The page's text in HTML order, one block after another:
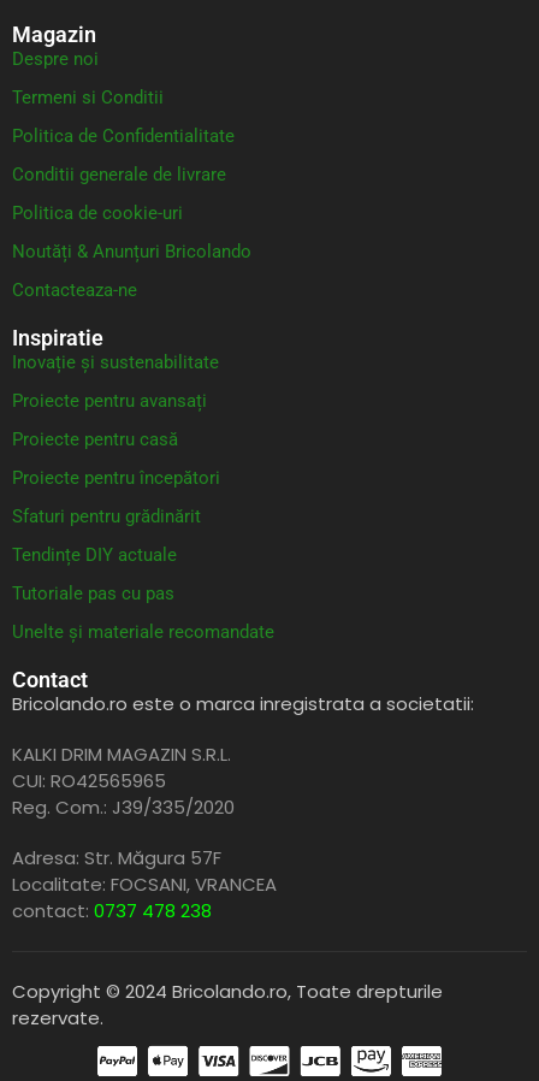
Magazin
Despre noi
Termeni si Conditii
Politica de Confidentialitate
Conditii generale de livrare
Politica de cookie-uri
Noutăți & Anunțuri Bricolando
Contacteaza-ne
Inspiratie
Inovație și sustenabilitate
Proiecte pentru avansați
Proiecte pentru casă
Proiecte pentru începători
Sfaturi pentru grădinărit
Tendințe DIY actuale
Tutoriale pas cu pas
Unelte și materiale recomandate
Contact
Bricolando.ro este o marca inregistrata a societatii:
KALKI DRIM MAGAZIN S.R.L.
CUI: RO42565965
Reg. Com.: J39/335/2020
Adresa: Str. Măgura 57F
Localitate: FOCSANI,VRANCEA
contact: 0737 478 238
Copyright © 2024 Bricolando.ro, Toate drepturile
rezervate.